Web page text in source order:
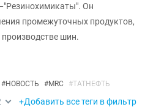
Он
промежуточных продуктов,
шин.
#НОВОСТЬ #MRC #ТАТНЕФТЬ
+Добавить все теги в фильтр